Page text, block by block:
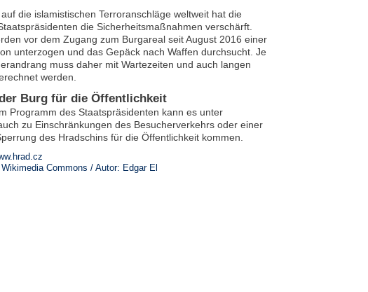
die islamistischen Terroranschläge weltweit hat die
die Sicherheitsmaßnahmen verschärft.
vor dem Zugang zum Burgareal seit August 2016 einer
unterzogen und das Gepäck nach Waffen durchsucht. Je
muss daher mit Wartezeiten und auch langen
werden.
Burg für die Öffentlichkeit
Programm des Staatspräsidenten kann es unter
zu Einschränkungen des Besucherverkehrs oder einer
des Hradschins für die Öffentlichkeit kommen.
Wikimedia Commons / Autor: Edgar El